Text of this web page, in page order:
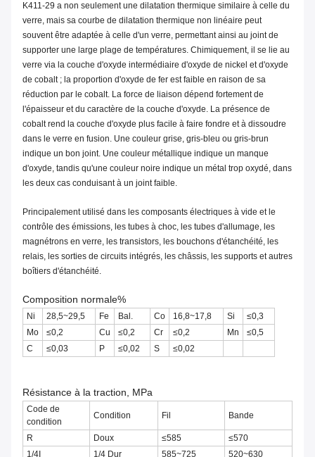
K411-29 a non seulement une dilatation thermique similaire à celle du
verre, mais sa courbe de dilatation thermique non linéaire peut
souvent être adaptée à celle d'un verre, permettant ainsi au joint de
supporter une large plage de températures. Chimiquement, il se lie au
verre via la couche d'oxyde intermédiaire d'oxyde de nickel et d'oxyde
de cobalt ; la proportion d'oxyde de fer est faible en raison de sa
réduction par le cobalt. La force de liaison dépend fortement de
l'épaisseur et du caractère de la couche d'oxyde. La présence de
cobalt rend la couche d'oxyde plus facile à faire fondre et à dissoudre
dans le verre en fusion. Une couleur grise, gris-bleu ou gris-brun
indique un bon joint. Une couleur métallique indique un manque
d'oxyde, tandis qu'une couleur noire indique un métal trop oxydé, dans
les deux cas conduisant à un joint faible.
Principalement utilisé dans les composants électriques à vide et le
contrôle des émissions, les tubes à choc, les tubes d'allumage, les
magnétrons en verre, les transistors, les bouchons d'étanchéité, les
relais, les sorties de circuits intégrés, les châssis, les supports et autres
boîtiers d'étanchéité.
Composition normale%
Ni 28,5~29,5 Fe Bal. Co 16,8~17,8 Si
≤0,3
Mo
≤0,2 Cu ≤0,2 Cr ≤0,2 Mn
≤0,5
C
≤0,03 P ≤0,02 S ≤0,02
Résistance à la traction, MPa
Code de
condition
Condition Fil Bande
R Doux ≤585
≤570
1/4I
1/4 Dur 585~725
520~630